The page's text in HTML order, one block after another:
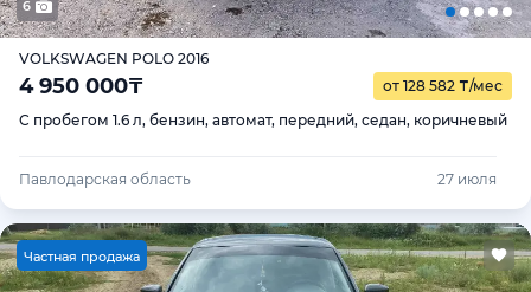
6
VOLKSWAGEN POLO 2016
4 950 000₸ от 128 582 ₸/мес
С пробегом 1.6 л, бензин, автомат, передний, седан, коричневый
Павлодарская область 27 июля
Частная продажа